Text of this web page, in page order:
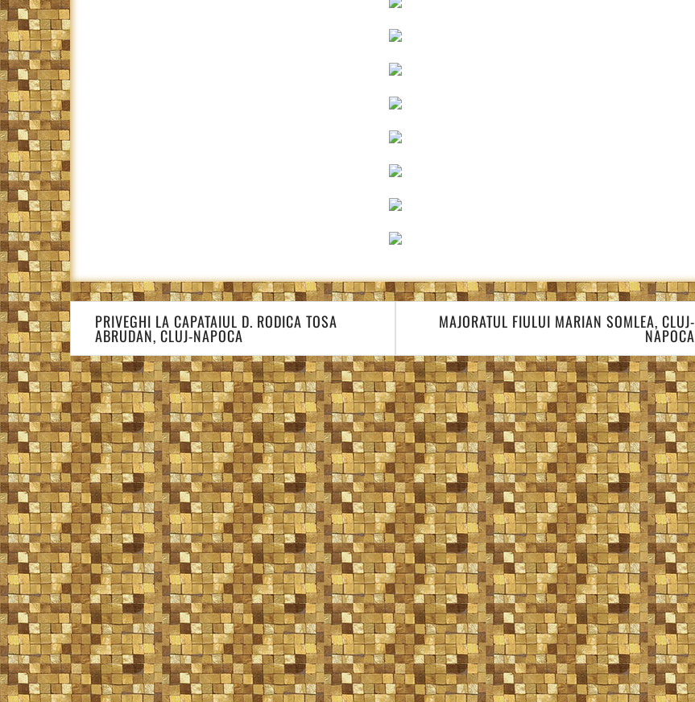
Navigare
în
articole
PRIVEGHI LA CAPATAIUL D. RODICA TOSA
ABRUDAN, CLUJ-NAPOCA
MAJORATUL FIULUI MARIAN SOMLEA, CLUJ-
NAPOCA